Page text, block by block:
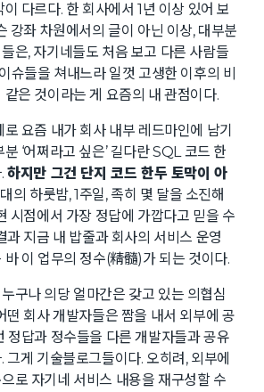
다르다. 한 회사에서 1년 이상 있어 보
강좌 차원에서의 글이 아닌 이상, 대부분
은, 자기네들도 처음 보고 다른 사람들
슈들을 쳐내느라 일껏 고생한 이후의 비
은 것이라는 게 요즘의 내 관점이다.
요즘 내가 회사 내부 레드마인에 남기
‘어쩌라고 싶은’ 길다란 SQL 코드 한
.하지만 그건 단지 코드 한두 토막이 아
의 하룻밤, 1주일, 족히 몇 달을 소진해
시점에서 가장 정답에 가깝다고 믿을 수
과 지금 내 밥줄과 회사의 서비스 운영
바 이 업무의 정수(精髓)가 되는 것이다.
구나 의당 얼마간은 갖고 있는 의협심
떤 회사 개발자들은 짬을 내서 외부에 공
정답과 정수들을 다른 개발자들과 공유
그게 기술블로그들이다. 오히려, 외부에
로 자기네 서비스 내용을 재구성할 수